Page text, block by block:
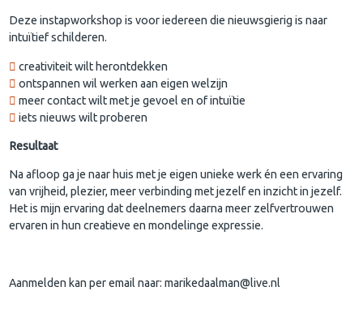
Deze instapworkshop is voor iedereen die nieuwsgierig is naar
intuïtief schilderen.
creativiteit wilt herontdekken
ontspannen wil werken aan eigen welzijn
meer contact wilt met je gevoel en of intuïtie
iets nieuws wilt proberen
Resultaat
Na afloop ga je naar huis met je eigen unieke werk én een ervaring
van vrijheid, plezier, meer verbinding met jezelf en inzicht in jezelf.
Het is mijn ervaring dat deelnemers daarna meer zelfvertrouwen
ervaren in hun creatieve en mondelinge expressie.
Aanmelden kan per email naar: marikedaalman@live.nl